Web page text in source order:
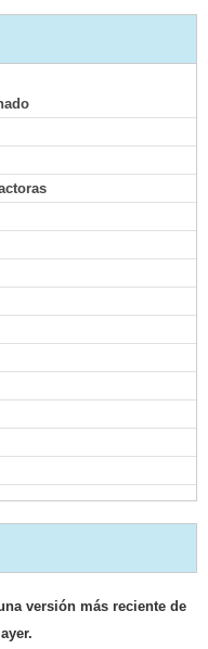
versión más reciente de